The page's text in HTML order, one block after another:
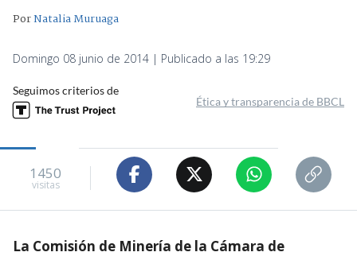
PorNatalia Muruaga
Domingo 08 junio de 2014 | Publicado a las 19:29
Seguimos criterios de
Ética y transparencia de BBCL
1450
visitas
La Comisión de Minería de la Cámara de